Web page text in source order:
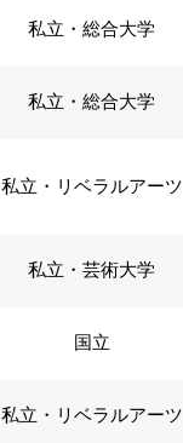
私立・総合大学
私立・総合大学
私立・リベラルアーツ
私立・芸術大学
国立
私立・リベラルアーツ